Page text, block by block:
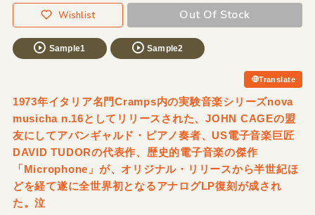
Wishlist Out Of Stock
Sample1 Sample2
Translate
1973年イタリア名門Cramps内の実験音楽シリーズnova
musicha n.16としてリリースされた、JOHN CAGEの盟
友にしてアバンギャルド・ピアノ奏者、US電子音楽巨匠
DAVID TUDORの代表作、歴史的電子音楽の傑作
「Microphone」が、オリジナル・リリースから半世紀ほ
どを経て遂に全世界初となるアナログLP復刻が成され
た。泣